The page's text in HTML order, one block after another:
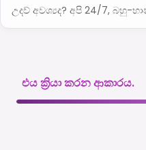
උදව් අවශ්‍යද? අපි 24/7, බහු-
එය ක්‍රියා කරන ආකාරය.